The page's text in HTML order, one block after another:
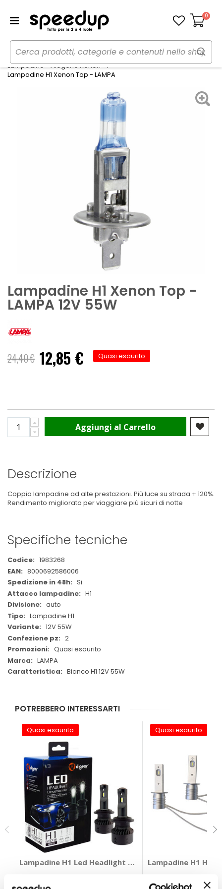
Carrello
0
Home Auto
Illuminazione
Lampadine - Alogene Xenon
Lampadine H1 Xenon Top - LAMPA
Lampadine H1 Xenon Top -
LAMPA 12V 55W
24,40 € Prezzo
speciale
12,85 € Quasi esaurito
Aggiungi al Carrello
Descrizione
Coppia lampadine ad alte prestazioni. Più luce su strada + 120%.
Rendimento migliorato per viaggiare più sicuri di notte
Specifiche tecniche
Maggiori
Informazioni
1983268
8000692586006
Si
H1
auto
Lampadine H1
12V 55W
2
Quasi esaurito
LAMPA
Bianco H1 12V 55W
POTREBBERO INTERESSARTI
Quasi esaurito
Lampadine H1 Led Headlight Conversion Kit V3 - D-
Quasi esaurito
Lampadine H1 Halo
LAMPA